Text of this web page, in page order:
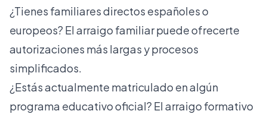
¿Tienes familiares directos españoles o
europeos? El arraigo familiar puede ofrecerte
autorizaciones más largas y procesos
simplificados.
¿Estás actualmente matriculado en algún
programa educativo oficial? El arraigo formativo